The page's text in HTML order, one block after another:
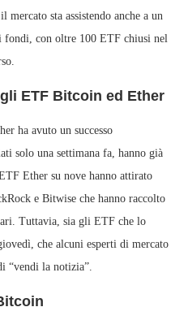
sta assistendo anche a un
con oltre 100 ETF chiusi nel
ETF Bitcoin ed Ether
ha avuto un successo
solo una settimana fa, hanno già
Ether su nove hanno attirato
e Bitwise che hanno raccolto
Tuttavia, sia gli ETF che lo
che alcuni esperti di mercato
“vendi la notizia”.